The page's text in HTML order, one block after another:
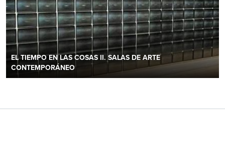
EL TIEMPO EN LAS COSAS II. SALAS DE ARTE
CONTEMPORÁNEO